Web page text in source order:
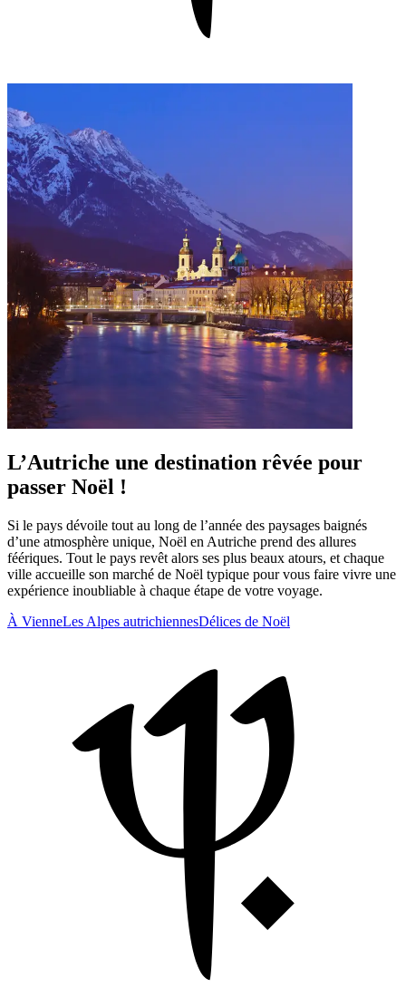
L’Autriche une destination rêvée pour
passer Noël !
Si le pays dévoile tout au long de l’année des paysages baignés
d’une atmosphère unique, Noël en Autriche prend des allures
féériques. Tout le pays revêt alors ses plus beaux atours, et chaque
ville accueille son marché de Noël typique pour vous faire vivre une
expérience inoubliable à chaque étape de votre voyage.
À VienneLes Alpes autrichiennesDélices de Noël